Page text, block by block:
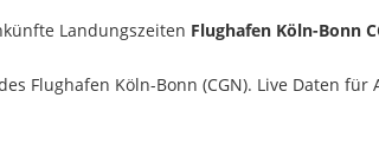
Landungszeiten Flughafen Köln-Bonn
Flughafen Köln-Bonn (CGN). Live Daten